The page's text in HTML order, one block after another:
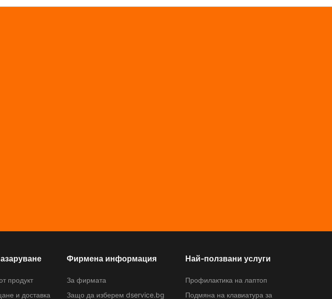
продукт
и доставка
Фирмена информация
За фирмата
Защо да изберем dservice.bg
Най-ползвани услуги
Профилактика на лаптоп
Подмяна на клавиатура за